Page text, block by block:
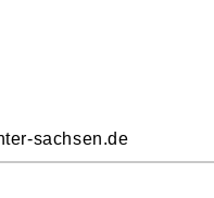
sachsen.de